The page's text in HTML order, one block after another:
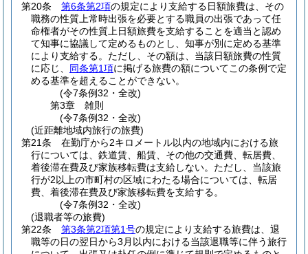
第20条
第6条第2項の規定により支給する日額旅費は、その
職務の性質上常時出張を必要とする職員の出張であって任
命権者がその性質上日額旅費を支給することを適当と認め
て知事に協議して定めるものとし、知事が別に定める基準
により支給する。 ただし、その額は、当該日額旅費の性質
に応じ、 同条第1項に掲げる旅費の額についてこの条例で定
める基準を超えることができない。
(令7条例32・全改)
第3章
雑則
(令7条例32・全改)
(近距離地域内旅行の旅費)
第21条
在勤庁から2キロメートル以内の地域内における旅
行については、鉄道賃、船賃、その他の交通費、転居費、
着後滞在費及び家族移転費は支給しない。 ただし、当該旅
行が2以上の市町村の区域にわたる場合については、転居
費、着後滞在費及び家族移転費を支給する。
(令7条例32・全改)
(退職者等の旅費)
第22条
第3条第2項第1号の規定により支給する旅費は、退
職等の日の翌日から3月以内における当該退職等に伴う旅行